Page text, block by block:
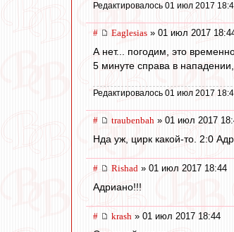
Редактировалось 01 июл 2017
# Eaglesias » 01 июл 2017
А нет... погодим, это
5 минуте справа в
Редактировалось 01 июл 2017
# traubenbah » 01 июл 2017
Нда уж, цирк какой-то. 2:0
# Rishad » 01 июл 2017 18:44
Адриано!!!
# krash » 01 июл 2017 18:44